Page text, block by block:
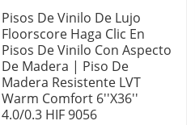
Pisos De Vinilo De Lujo
Floorscore Haga Clic En
Pisos De Vinilo Con Aspecto
De Madera | Piso De
Madera Resistente LVT
Warm Comfort 6''x36''
4.0/0.3 HIF 9056